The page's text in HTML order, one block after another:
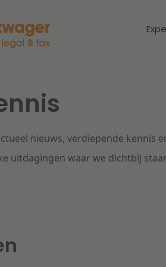
Finance
de nieuws, verdiepende kennis
uitdagingen waar we dichtbij